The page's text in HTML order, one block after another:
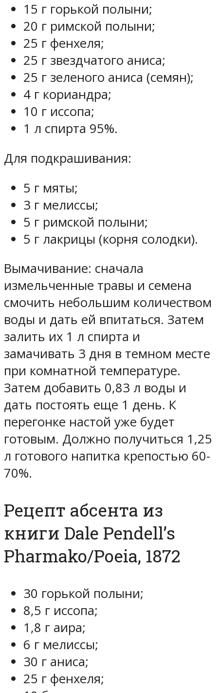
15 г горькой полыни;
20 г римской полыни;
25 г фенхеля;
25 г звездчатого аниса;
25 г зеленого аниса (семян);
4 г кориандра;
10 г иссопа;
1 л спирта 95%.
Для подкрашивания:
5 г мяты;
3 г мелиссы;
5 г римской полыни;
5 г лакрицы (корня солодки).
Вымачивание: сначала
измельченные травы и семена
смочить небольшим количеством
воды и дать ей впитаться. Затем
залить их 1 л спирта и
замачивать 3 дня в темном месте
при комнатной температуре.
Затем добавить 0,83 л воды и
дать постоять еще 1 день. К
перегонке настой уже будет
готовым. Должно получиться 1,25
л готового напитка крепостью 60-
70%.
Рецепт абсента из
книги Dale Pendell’s
Pharmako/Poeia, 1872
30 горькой полыни;
8,5 г иссопа;
1,8 г аира;
6 г мелиссы;
30 г аниса;
25 г фенхеля;